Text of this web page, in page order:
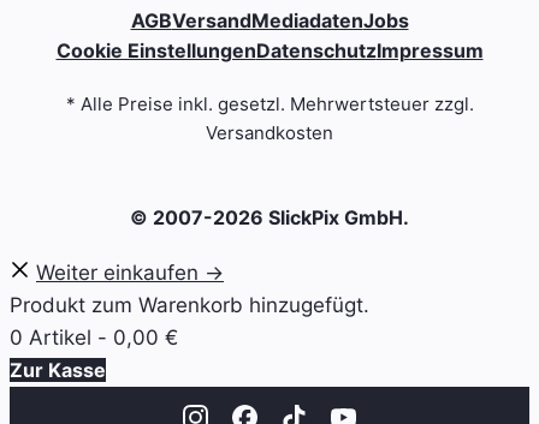
© 2007-2026 SlickPix GmbH.
AGBVersandMediadatenJobs
Cookie EinstellungenDatenschutzImpressum
* Alle Preise inkl. gesetzl. Mehrwertsteuer zzgl.
Versandkosten
Weiter einkaufen →
Produkt zum Warenkorb hinzugefügt.
0 Artikel - 0,00 €
Zur Kasse